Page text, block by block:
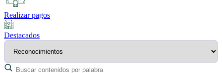
Realizar pagos
Destacados